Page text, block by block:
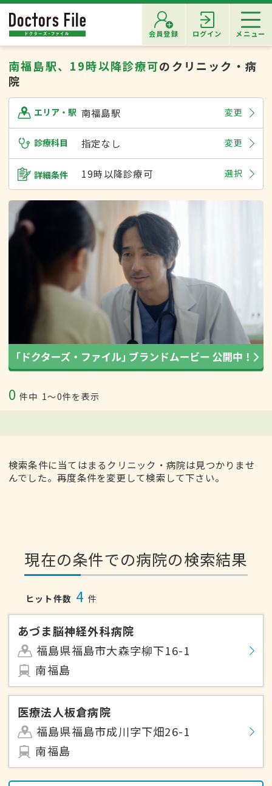
会員登録 ログイン メニュー
南福島駅、19時以降診療可のクリニック・病
院
エリア・駅 南福島駅 変更
診療科目 指定なし 変更
詳細条件 19時以降診療可 選択
0 件中 1〜0件を表示
検索条件に当てはまるクリニック・病院は見つかりませ
んでした。再度条件を変更して検索して下さい。
現在の条件での病院の検索結果
ヒット件数 4 件
あづま脳神経外科病院
福島県福島市大森字柳下16-1
南福島
医療法人板倉病院
福島県福島市成川字下畑26-1
南福島